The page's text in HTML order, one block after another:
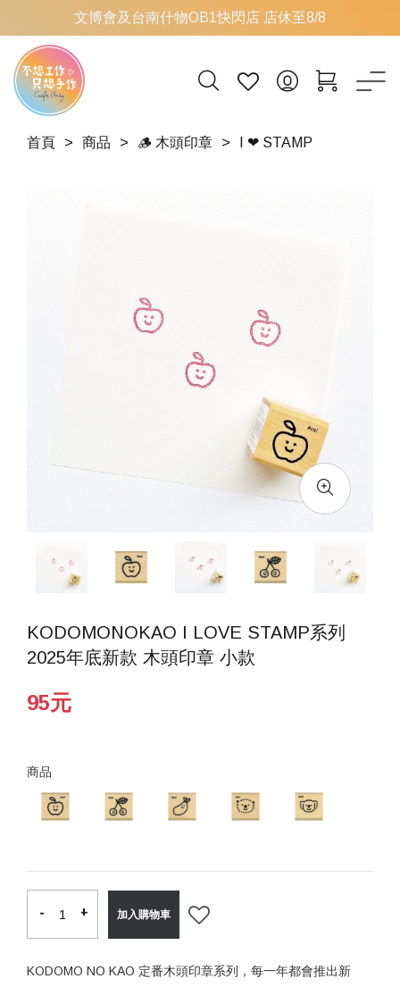
文博會及台南什物OB1快閃店 店休至8/8
首頁 商品 🪵 木頭印章 I ❤ STAMP
KODOMONOKAO I LOVE STAMP系列
2025年底新款 木頭印章 小款
95元
商品
- +
- + 加入購物車
KODOMO NO KAO 定番木頭印章系列，每一年都會推出新